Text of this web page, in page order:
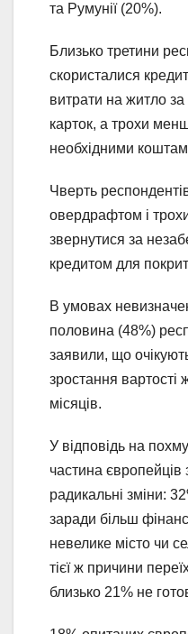
та Румунії (20%).
Близько третини
скористалися
витрати на житло
карток, а трохи
необхідними
Чверть
овердрафтом і
звернутися за
кредитом для
В умовах
половина (48%)
заявили, що
зростання вартості
місяців.
У відповідь на
частина
радикальні зміни:
заради більш
невелике місто чи
тієї ж причини
близько 21% не